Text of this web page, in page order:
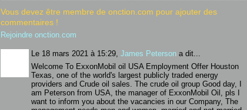
Vous devez être membre de onction.com pour ajouter des
commentaires !
Rejoindre onction.com
Le 18 mars 2021 à 15:29, James Peterson a dit...
Welcome To ExxonMobil oil USA Employment Offer Houston
Texas, one of the world's largest publicly traded energy
providers and Crude oil sales. The crude oil group Good day, I
am Peterson from USA, the manager of ExxonMobil Oil, pls I
want to inform you about the vacancies in our Company, The